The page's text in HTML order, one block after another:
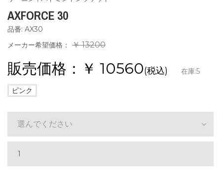
AXFORCE 30
品番: AX30
メーカー希望価格：
￥ 13200
販売価格：￥ 10560(税込) 在庫:5
ピンク
選んでください